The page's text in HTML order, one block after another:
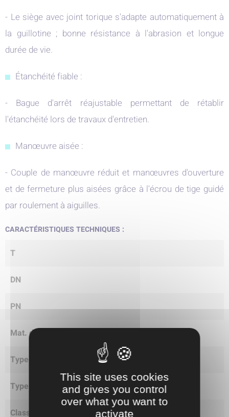
- Le siège avec joint torique s'adapte automatiquement à
la guillotine ; bonne résistance à l'abrasion et longue
durée de vie.
Étanchéité fiable :
- Bague d'arrêt réajustable permettant de rétablir
l'étanchéité lors de travaux d'entretien.
Manœuvre aisée :
- Couple de manœuvre réduit et manœuvres d'ouverture
et de fermeture plus aisées grâce à l'écrou de tige guidé
par roulement à aiguilles.
CARACTÉRISTIQUES TECHNIQUES :
T
DN
PN
Mat. de corps (Norme ASTM)
Type de corps
Type de chapeau
Classe(s)
This site uses cookies
and gives you control
over what you want to
activate